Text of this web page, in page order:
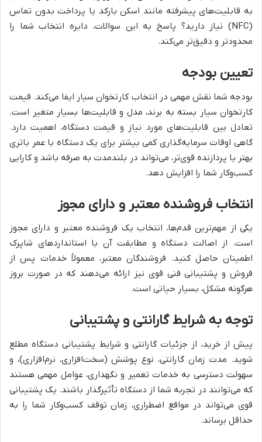
به قابلیت‌های پیشرفته مانند اسکن بارکد یا پرداخت بدون تماس
(NFC) نیاز دارید؟ پاسخ به این سوالات، دایره انتخاب شما را
محدودتر و دقیق‌تر می‌کند.
تعیین بودجه
بودجه شما نقش مهمی در انتخاب کارتخوان سیار ایفا می‌کند. قیمت
کارتخوان سیار بسته به برند، مدل و قابلیت‌ها بسیار متغیر است.
تعادل بین قابلیت‌های مورد نیاز و قیمت دستگاه، اهمیت دارد.
گاهی اوقات سرمایه‌گذاری کمی بیشتر برای یک دستگاه با عمر باتری
بهتر یا پردازنده قوی‌تر، می‌تواند در بلندمدت به صرفه باشد و کارایی
کسب‌وکار شما را افزایش دهد.
انتخاب فروشنده معتبر و دارای مجوز
یکی از مهم‌ترین قدم‌ها، انتخاب یک فروشنده معتبر و دارای مجوز
است. از اصالت دستگاه و مطابقت آن با استانداردهای شاپرک
اطمینان حاصل کنید. فروشندگان معتبر، معمولاً خدمات پس از
فروش و پشتیبانی فنی قوی نیز ارائه می‌دهند که در صورت بروز
هرگونه مشکل، بسیار حیاتی است.
توجه به شرایط گارانتی و پشتیبانی
پیش از خرید، از جزئیات گارانتی و شرایط پشتیبانی دستگاه مطلع
شوید. مدت زمان گارانتی، نوع پوشش (سخت‌افزاری، نرم‌افزاری)، و
سهولت دسترسی به خدمات تعمیر و نگهداری، عوامل مهمی هستند
که می‌توانند در تجربه شما از دستگاه تأثیرگذار باشند. یک پشتیبانی
قوی می‌تواند در مواقع اضطراری، زمان توقف کسب‌وکار شما را به
حداقل برساند.